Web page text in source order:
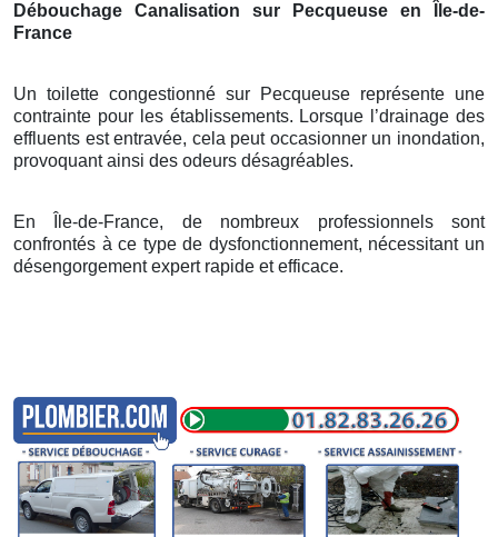
Débouchage Canalisation sur Pecqueuse
en Île-de-
France
Un toilette congestionné sur Pecqueuse représente une
contrainte pour les établissements. Lorsque l’drainage des
effluents est entravée, cela peut occasionner un inondation,
provoquant ainsi des odeurs désagréables.
En Île-de-France, de nombreux professionnels sont
confrontés à ce type de dysfonctionnement, nécessitant un
désengorgement expert rapide et efficace.